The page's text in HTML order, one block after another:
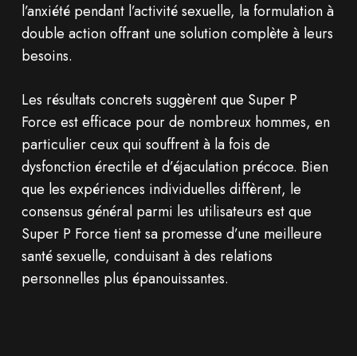
l’anxiété pendant l’activité sexuelle, la formulation à
double action offrant une solution complète à leurs
besoins.
Les résultats concrets suggèrent que Super P
Force est efficace pour de nombreux hommes, en
particulier ceux qui souffrent à la fois de
dysfonction érectile et d’éjaculation précoce. Bien
que les expériences individuelles diffèrent, le
consensus général parmi les utilisateurs est que
Super P Force tient sa promesse d’une meilleure
santé sexuelle, conduisant à des relations
personnelles plus épanouissantes.